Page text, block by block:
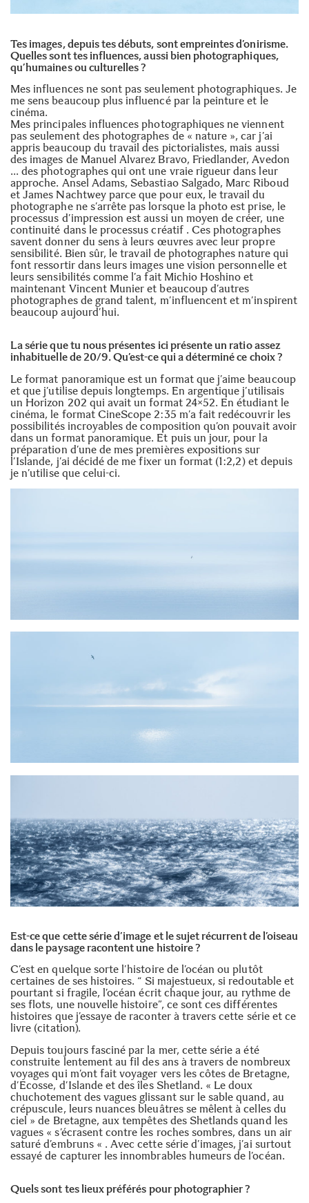
Tes images, depuis tes débuts, sont empreintes d’onirisme.
Quelles sont tes influences, aussi bien photographiques,
qu’humaines ou culturelles ?
Mes influences ne sont pas seulement photographiques. Je
me sens beaucoup plus influencé par la peinture et le
cinéma.
Mes principales influences photographiques ne viennent
pas seulement des photographes de « nature », car j’ai
appris beaucoup du travail des pictorialistes, mais aussi
des images de Manuel Alvarez Bravo, Friedlander, Avedon
… des photographes qui ont une vraie rigueur dans leur
approche. Ansel Adams, Sebastiao Salgado, Marc Riboud
et James Nachtwey parce que pour eux, le travail du
photographe ne s’arrête pas lorsque la photo est prise, le
processus d’impression est aussi un moyen de créer, une
continuité dans le processus créatif . Ces photographes
savent donner du sens à leurs œuvres avec leur propre
sensibilité. Bien sûr, le travail de photographes nature qui
font ressortir dans leurs images une vision personnelle et
leurs sensibilités comme l’a fait Michio Hoshino et
maintenant Vincent Munier et beaucoup d’autres
photographes de grand talent, m’influencent et m’inspirent
beaucoup aujourd’hui.
La série que tu nous présentes ici présente un ratio assez
inhabituelle de 20/9. Qu’est-ce qui a déterminé ce choix ?
Le format panoramique est un format que j’aime beaucoup
et que j’utilise depuis longtemps. En argentique j’utilisais
un Horizon 202 qui avait un format 24×52. En étudiant le
cinéma, le format CineScope 2:35 m’a fait redécouvrir les
possibilités incroyables de composition qu’on pouvait avoir
dans un format panoramique. Et puis un jour, pour la
préparation d’une de mes premières expositions sur
l’Islande, j’ai décidé de me fixer un format (1:2,2) et depuis
je n’utilise que celui-ci.
Est-ce que cette série d’image et le sujet récurrent de l’oiseau
dans le paysage racontent une histoire ?
C’est en quelque sorte l’histoire de l’océan ou plutôt
certaines de ses histoires. “ Si majestueux, si redoutable et
pourtant si fragile, l’océan écrit chaque jour, au rythme de
ses flots, une nouvelle histoire”, ce sont ces différentes
histoires que j’essaye de raconter à travers cette série et ce
livre (citation).
Depuis toujours fasciné par la mer, cette série a été
construite lentement au fil des ans à travers de nombreux
voyages qui m’ont fait voyager vers les côtes de Bretagne,
d’Ecosse, d’Islande et des îles Shetland. « Le doux
chuchotement des vagues glissant sur le sable quand, au
crépuscule, leurs nuances bleuâtres se mêlent à celles du
ciel » de Bretagne, aux tempêtes des Shetlands quand les
vagues « s’écrasent contre les roches sombres, dans un air
saturé d’embruns « . Avec cette série d’images, j’ai surtout
essayé de capturer les innombrables humeurs de l’océan.
Quels sont tes lieux préférés pour photographier ?